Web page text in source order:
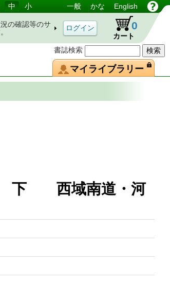
書誌検索
中 小 一般 かな English
の確認等のサ
カート
0
マイライブラリー
下 西域南道・河